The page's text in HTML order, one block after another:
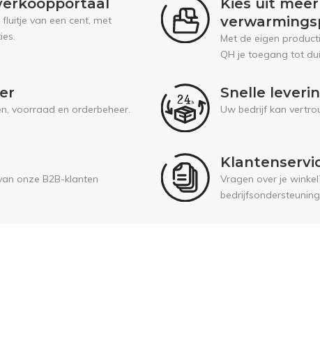
van een cent, met
Kies uit
Met de eigen
QH je toegang tot
voorraad en orderbeheer.
Snelle
Uw bedrijf kan
onze B2B-klanten
Vragen over je